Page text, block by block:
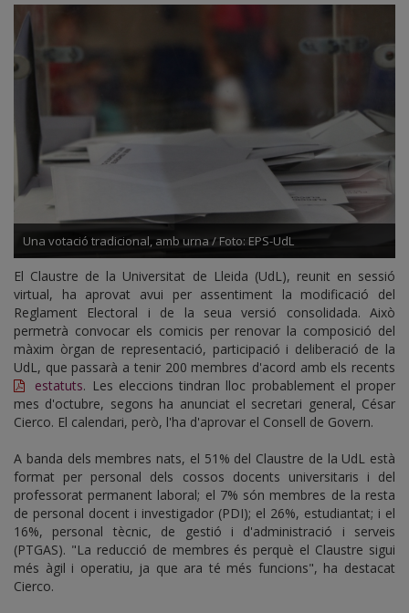
Una votació tradicional, amb urna / Foto: EPS-UdL
El Claustre de la Universitat de Lleida (UdL), reunit en sessió
virtual, ha aprovat avui per assentiment la modificació del
Reglament Electoral i de la seua versió consolidada. Això
permetrà convocar els comicis per renovar la composició del
màxim òrgan de representació, participació i deliberació de la
UdL, que passarà a tenir 200 membres d'acord amb els recents
estatuts. Les eleccions tindran lloc probablement el proper
mes d'octubre, segons ha anunciat el secretari general, César
Cierco. El calendari, però, l'ha d'aprovar el Consell de Govern.
A banda dels membres nats, el 51% del Claustre de la UdL està
format per personal dels cossos docents universitaris i del
professorat permanent laboral; el 7% són membres de la resta
de personal docent i investigador (PDI); el 26%, estudiantat; i el
16%, personal tècnic, de gestió i d'administració i serveis
(PTGAS). "La reducció de membres és perquè el Claustre sigui
més àgil i operatiu, ja que ara té més funcions", ha destacat
Cierco.